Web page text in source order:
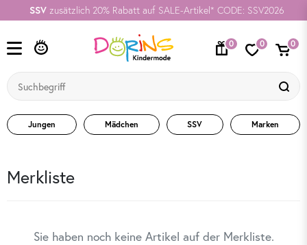
SSV zusätzlich 20% Rabatt auf SALE-Artikel* CODE: SSV2026
0 0 0
Jungen Mädchen SSV Marken
Merkliste
Sie haben noch keine Artikel auf der Merkliste.